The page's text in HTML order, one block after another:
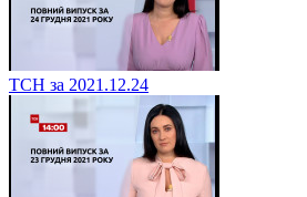
ТСН за 2021.12.24